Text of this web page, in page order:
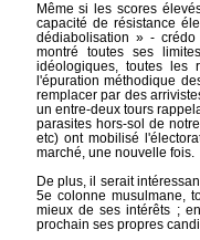
Même si les scores
capacité de résistance
dédiabolisation » -
montré toutes ses
idéologiques, toutes les
l'épuration méthodique
remplacer par des
un entre-deux tours
parasites hors-sol de
etc) ont mobilisé
marché, une nouvelle fois.
De plus, il serait
5e colonne musulmane,
mieux de ses intérêts ;
prochain ses propres